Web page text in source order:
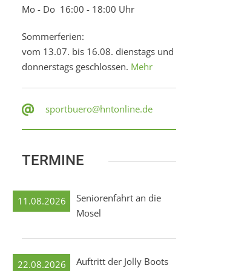
Mo - Do 16:00 - 18:00 Uhr
Sommerferien:
vom 13.07. bis 16.08. dienstags und
donnerstags geschlossen. Mehr
sportbuero@hntonline.de
TERMINE
11.08.2026
Seniorenfahrt an die
Mosel
22.08.2026
Auftritt der Jolly Boots